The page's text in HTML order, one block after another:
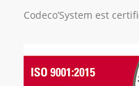
Codeco’System est